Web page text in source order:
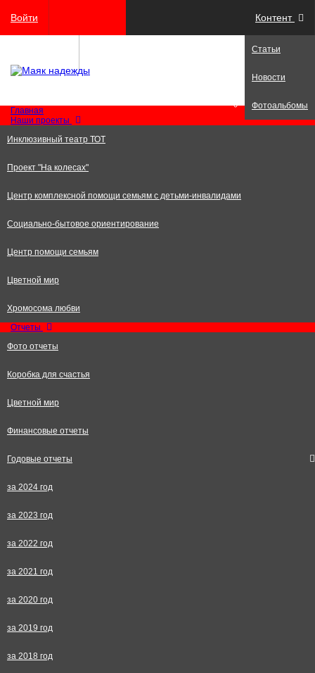
Войти Контент
Статьи
Новости
Фотоальбомы
Главная
Наши проекты
Инклюзивный театр ТОТ
Проект "На колесах"
Центр комплексной помощи семьям с детьми-инвалидами
Социально-бытовое ориентирование
Центр помощи семьям
Цветной мир
Хромосома любви
Отчеты
Фото отчеты
Коробка для счастья
Цветной мир
Финансовые отчеты
Годовые отчеты
за 2024 год
за 2023 год
за 2022 год
за 2021 год
за 2020 год
за 2019 год
за 2018 год